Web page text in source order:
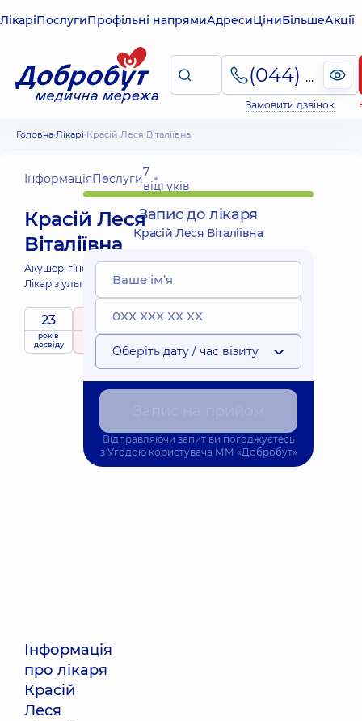
ЛікаріПослугиПрофільні напрямиАдресиЦіниБільшеАкції
(044) 495-2-888
Замовити дзвінок
Головна Лікарі Красій Леся Віталіївна
ІнформаціяПослуги7
відгуків
Красій Леся
Віталіївна
Акушер-гінеколог;
Лікар з ультразвукової діагностики;
23
років
досвіду
5 / 5
рейтингна підставі
7 відгуків
Експерт
Інформація
про лікаря
Красій
Леся
Запис до лікаря
Красій Леся Віталіївна
Оберіть дату / час візиту
Відправляючи запит ви погоджуєтесь
з Угодою користувача ММ «Добробут»